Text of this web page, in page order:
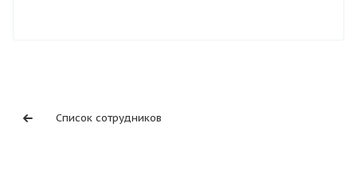
Список сотрудников